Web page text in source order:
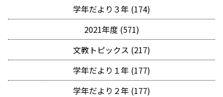
学年だより３年 (174)
2021年度 (571)
文教トピックス (217)
学年だより１年 (177)
学年だより２年 (177)